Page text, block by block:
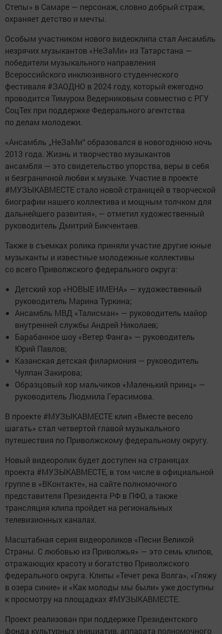
Степы» в Самаре — персонаж, словно добрый страж,
охраняет детство и мечты.
Особым участником нового видеоклипа стал Ансамбль
незрячих музыкантов «НеЗаМи» из Татарстана —
победители музыкального направления
Всероссийского инклюзивного студенческого
фестиваля #ЗАОДНО в 2024 году, который ежегодно
проводится Тимуром Ведерниковым совместно с РГУ
СоцТех при поддержке Федерального агентства
по делам молодежи.
«Ансамбль „НеЗаМи“ образовался в новогоднюю ночь
2013 года. Жизнь и творчество музыкантов
ансамбля — это свидетельство упорства, веры в себя
и безграничной любви к музыке. Участие в проекте
#МУЗЫКАВМЕСТЕ стало новой страницей в творческой
биографии нашего коллектива и мощным толчком для
дальнейшего развития», — отметил художественный
руководитель Дмитрий Бикчентаев.
Также в съемках ролика приняли участие другие юные
музыканты и известные молодежные коллективы
со всего Приволжского федерального округа:
Детский хор «НОВЫЕ ИМЕНА» — художественный
руководитель Марина Туркина;
Ансамбль МВД «Талисман» — руководитель майор
внутренней службы Андрей Николаев;
Барабанное шоу «Ветер Фанга» — руководитель
Юрий Павлов;
Казанская детская филармония — руководитель
Чулпан Закирова;
Образцовый хор мальчиков «Маленький принц» —
руководитель Людмила Герасимова.
В проекте #МУЗЫКАВМЕСТЕ клип «Вместе весело
шагать» стал четвертой главой музыкального
путешествия по Приволжскому федеральному округу.
Новый видеоролик будет доступен на страницах
проекта #МУЗЫКАВМЕСТЕ, в том числе в официальной
группе в «ВКонтакте», на сайте полномочного
представителя Президента РФ в ПФО, а также
трансляция клипа пройдет на региональных
телевизионных каналах.
Масштабная серия видеороликов «Песни Великой
Страны. С любовью из Приволжья» — это семь клипов,
отражающих красоту и богатство Приволжского
федерального округа. Клипы «Течет река Волга», «Гляжу
в озера синие» и «Как молоды мы были» уже доступны
к просмотру на площадках #МУЗЫКАВМЕСТЕ.
Проект реализован при поддержке Президентского
фонда культурных инициатив, аппарата полномочного